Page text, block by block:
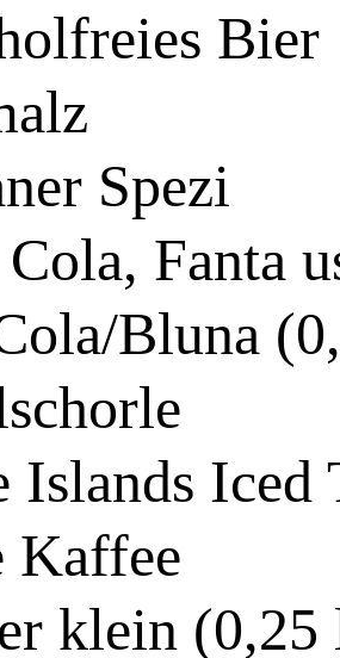
Bier
Spezi
Fanta
Bluna
Islands Iced
Kaffee
klein (0,25